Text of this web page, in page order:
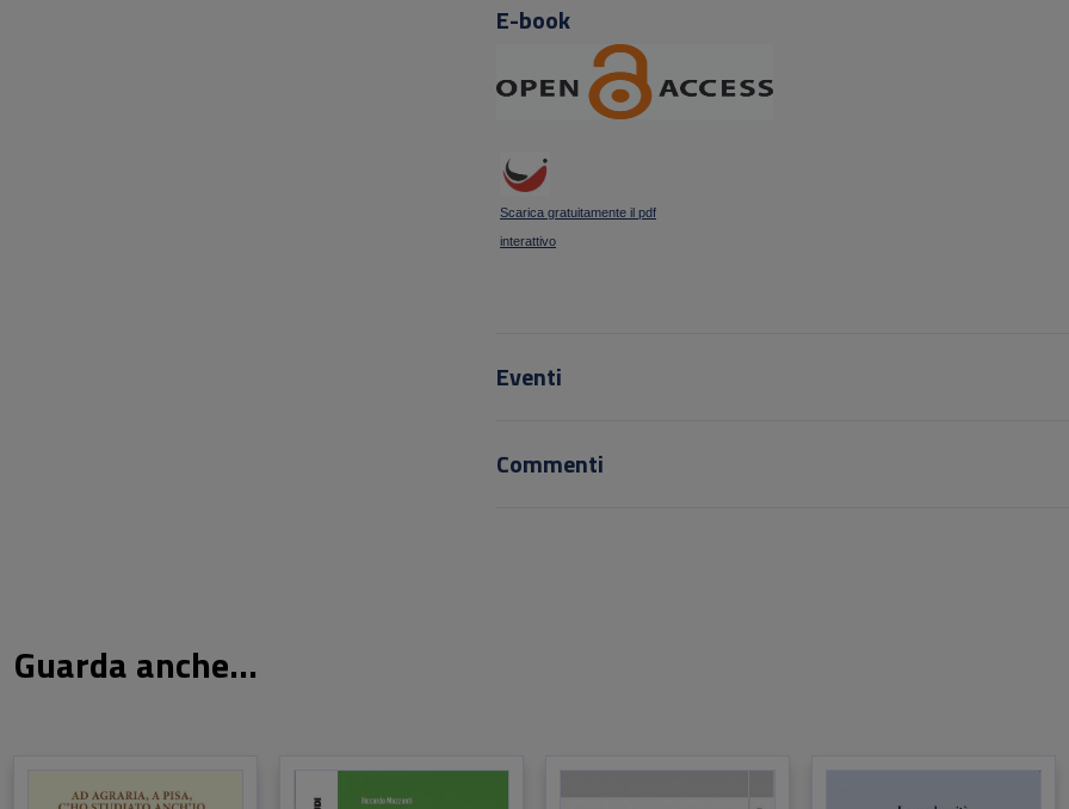
E-book
Scarica gratuitamente il pdf
interattivo
Eventi
Commenti
Guarda anche...